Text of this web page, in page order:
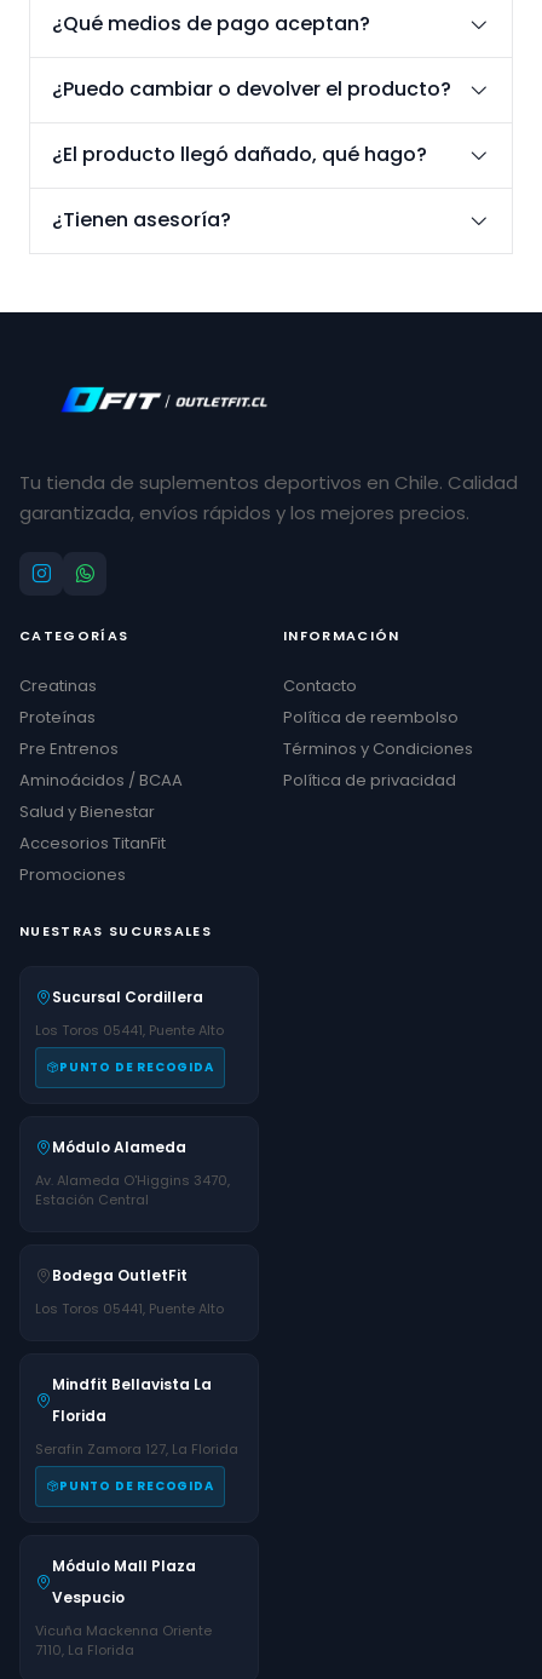
¿Qué medios de pago aceptan?
¿Puedo cambiar o devolver el producto?
¿El producto llegó dañado, qué hago?
¿Tienen asesoría?
Tu tienda de suplementos deportivos en Chile. Calidad
garantizada, envíos rápidos y los mejores precios.
CATEGORÍAS
Creatinas
Proteínas
Pre Entrenos
Aminoácidos / BCAA
Salud y Bienestar
Accesorios TitanFit
Promociones
INFORMACIÓN
Contacto
Política de reembolso
Términos y Condiciones
Política de privacidad
NUESTRAS SUCURSALES
Sucursal Cordillera
Los Toros 05441, Puente Alto
PUNTO DE RECOGIDA
Módulo Alameda
Av. Alameda O'Higgins 3470,
Estación Central
Bodega OutletFit
Los Toros 05441, Puente Alto
Mindfit Bellavista La
Florida
Serafin Zamora 127, La Florida
PUNTO DE RECOGIDA
Módulo Mall Plaza
Vespucio
Vicuña Mackenna Oriente
7110, La Florida